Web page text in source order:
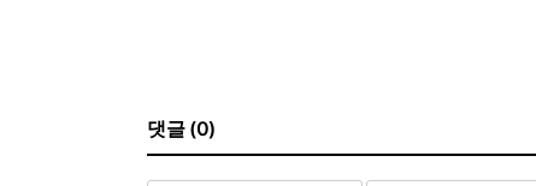
댓글 (0)